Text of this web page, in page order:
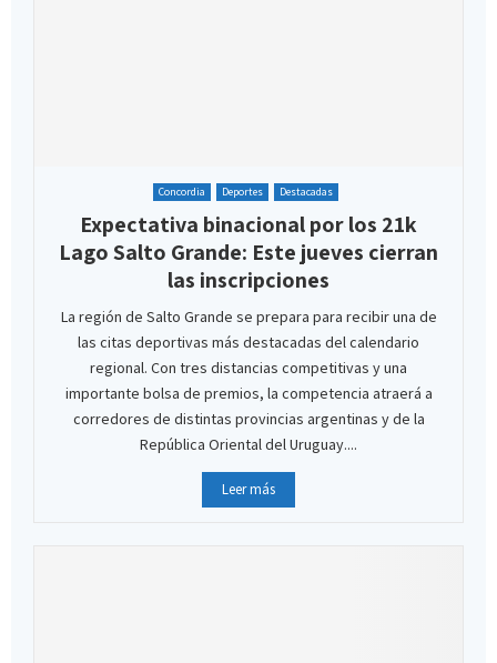
Concordia Deportes Destacadas
Expectativa binacional por los 21k
Lago Salto Grande: Este jueves cierran
las inscripciones
La región de Salto Grande se prepara para recibir una de
las citas deportivas más destacadas del calendario
regional. Con tres distancias competitivas y una
importante bolsa de premios, la competencia atraerá a
corredores de distintas provincias argentinas y de la
República Oriental del Uruguay....
Leer más